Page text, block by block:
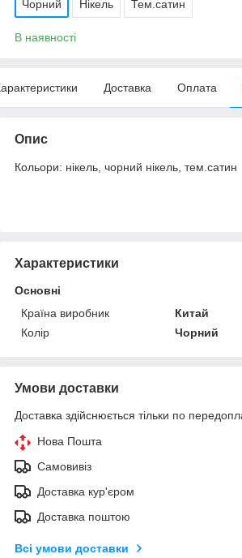
Чорний Нікель Тем.сатин
В наявності
Доставка Оплата
Опис
Кольори: нікель, чорний нікель, тем.сатин
Характеристики
Основні
Країна виробник
Китай
Колір
Чорний
Умови доставки
Доставка здійснюється тільки по
Нова Пошта
Самовивіз
Доставка кур'єром
Доставка поштою
Всі умови доставки